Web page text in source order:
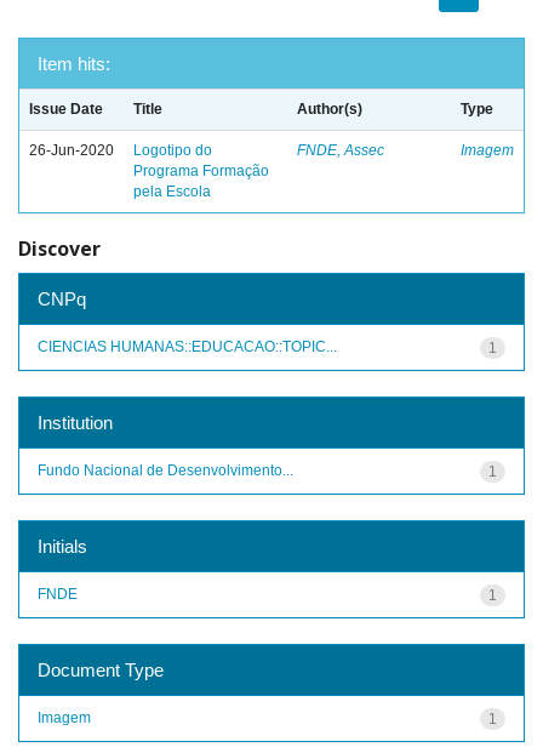
Item hits:
Issue Date Title Author(s) Type
26-Jun-2020
Logotipo do
Programa Formação
pela Escola
FNDE, Assec Imagem
Discover
CNPq
1
CIENCIAS HUMANAS::EDUCACAO::TOPIC...
Institution
1
Fundo Nacional de Desenvolvimento...
Initials
1
FNDE
Document Type
1
Imagem